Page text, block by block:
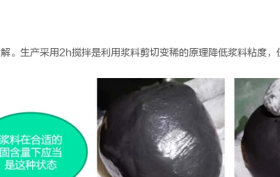
。生产采用2h搅拌是利用浆料剪切变稀的原理降低浆料粘度，